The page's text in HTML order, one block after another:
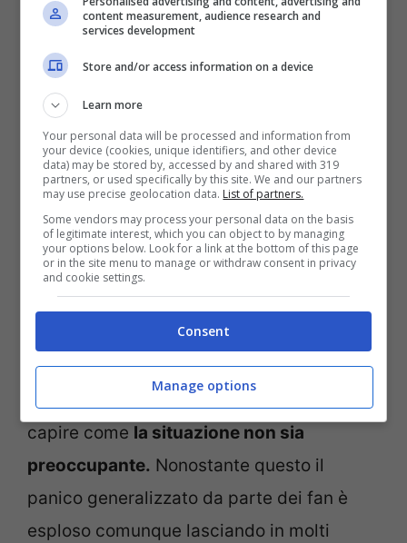
Come sta Shakira? La situazione aggiornata (ANSA)
Notizie.com
Le frasi che parlano del ritorno immediato
sul palco e della voglia di uscire fanno
capire come la situazione non sia
preoccupante. Nonostante questo il
panico generalizzato da parte dei fan è
esploso comunque lasciando in molti
content measurement, audience research and
services development
Store and/or access information on a device
Learn more
Your personal data will be processed and information from
your device (cookies, unique identifiers, and other device
data) may be stored by, accessed by and shared with 319
partners, or used specifically by this site. We and our partners
may use precise geolocation data. List of partners.
Some vendors may process your personal data on the basis
of legitimate interest, which you can object to by managing
your options below. Look for a link at the bottom of this page
or in the site menu to manage or withdraw consent in privacy
and cookie settings.
Consent
Manage options